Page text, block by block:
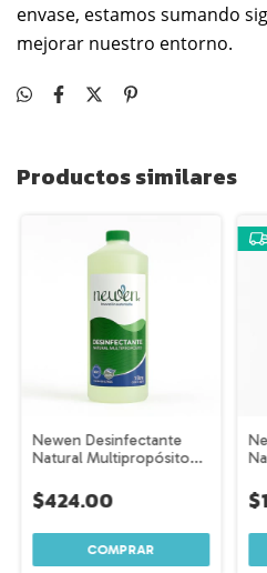
envase, estamos sumando
mejorar nuestro entorno.
Productos similares
Newen Desinfectante
Natural Multipropósito
$424.00